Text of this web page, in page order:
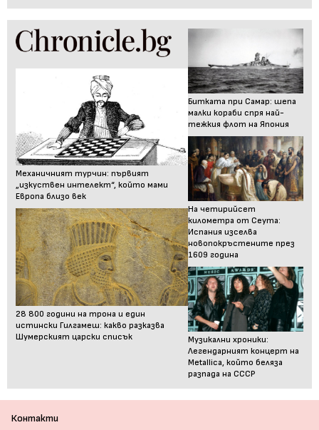
Механичният турчин: първият
„изкуствен интелект“, който мами
Европа близо век
28 800 години на трона и един
истински Гилгамеш: какво разказва
Шумерският царски списък
Битката при Самар: шепа
малки кораби спря най-
тежкия флот на Япония
На четирийсет
километра от Сеута:
Испания изселва
новопокръстените през
1609 година
Музикални хроники:
Легендарният концерт на
Metallica, който беляза
разпада на СССР
Контакти